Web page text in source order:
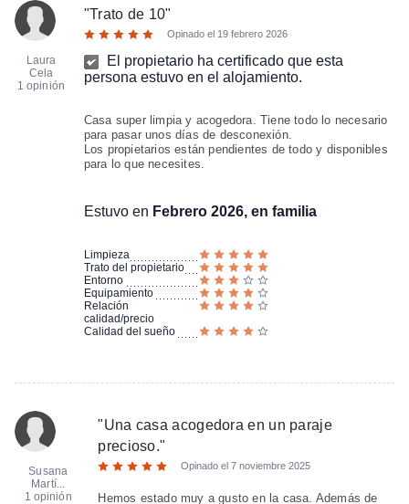
Laura
Cela
1 opinión
"Trato de 10"
Opinado el 19 febrero 2026
El propietario ha certificado que esta
persona estuvo en el alojamiento.
Casa super limpia y acogedora. Tiene todo lo necesario
para pasar unos días de desconexión.
Los propietarios están pendientes de todo y disponibles
para lo que necesites.
Estuvo en Febrero 2026, en familia
Limpieza
Trato del propietario
Entorno
Equipamiento
Relación
calidad/precio
Calidad del sueño
Susana
Martí...
1 opinión
"Una casa acogedora en un paraje
precioso."
Opinado el7 noviembre 2025
Hemos estado muy a gusto en la casa. Además de